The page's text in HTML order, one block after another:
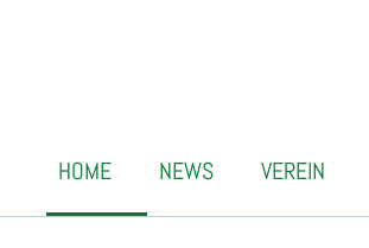
HOME NEWS VEREIN